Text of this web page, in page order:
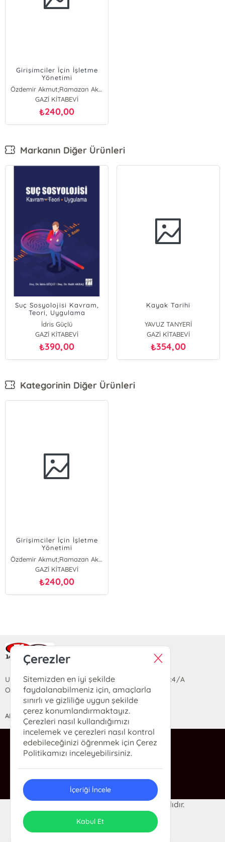
Girişimciler İçin İşletme
Yönetimi
Özdemir Akmut;Ramazan Aktaş;Burhan Aykaç;M. Mete Doğanay
GAZİ KİTABEVİ
₺240,00
Markanın Diğer Ürünleri
Suç Sosyolojisi Kavram,
Teori, Uygulama
İdris Güçlü
GAZİ KİTABEVİ
₺390,00
Kayak Tarihi
YAVUZ TANYERİ
GAZİ KİTABEVİ
₺354,00
Kategorinin Diğer Ürünleri
Girişimciler İçin İşletme
Yönetimi
Özdemir Akmut;Ramazan Aktaş;Burhan Aykaç;M. Mete Doğanay
GAZİ KİTABEVİ
₺240,00
Ra Yayın Kitabevi
Uzun Sokak Saray Çarşısı Lara Sineması Girişi No:4/A
Ortahisar/TRABZON
ANASAYFA YARDIM İLETİŞİM
ra@rakitap.com
0(462) 326 49 71
© 2024 Ra Kitabevi. Her hakkı saklıdır.
Tasarım & Uygulama
Çerezler
Sitemizden en iyi şekilde
faydalanabilmeniz için, amaçlarla
sınırlı ve gizliliğe uygun şekilde
çerez konumlandırmaktayız.
Çerezleri nasıl kullandığımızı
incelemek ve çerezleri nasıl kontrol
edebileceğinizi öğrenmek için Çerez
Politikamızı inceleyebilirsiniz.
İçeriği İncele
Kabul Et